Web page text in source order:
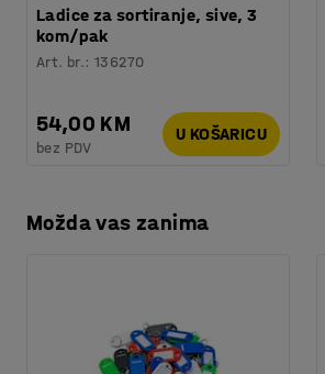
Ladice za sortiranje, sive, 3
kom/pak
Art. br.:136270
54,00 KM
bez PDV
U KOŠARICU
Možda vas zanima